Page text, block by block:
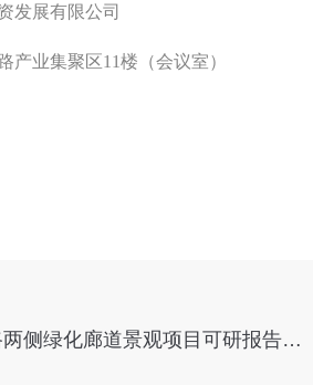
发展有限公司
产业集聚区11楼（会议室）
商水县 S102 道路两侧绿化廊道景观项目可研报告编制